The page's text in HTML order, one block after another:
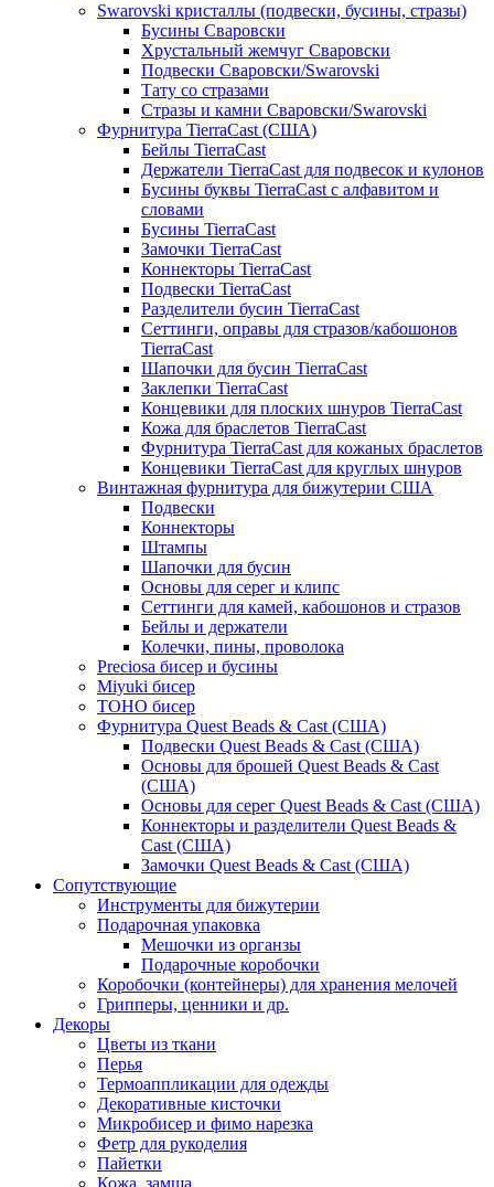
Swarovski кристаллы (подвески, бусины, стразы)
Бусины Сваровски
Хрустальный жемчуг Сваровски
Подвески Сваровски/Swarovski
Тату со стразами
Стразы и камни Сваровски/Swarovski
Фурнитура TierraCast (США)
Бейлы TierraCast
Держатели TierraCast для подвесок и кулонов
Бусины буквы TierraCast с алфавитом и
словами
Бусины TierraCast
Замочки TierraCast
Коннекторы TierraCast
Подвески TierraCast
Разделители бусин TierraCast
Сеттинги, оправы для стразов/кабошонов
TierraCast
Шапочки для бусин TierraCast
Заклепки TierraCast
Концевики для плоских шнуров TierraCast
Кожа для браслетов TierraCast
Фурнитура TierraCast для кожаных браслетов
Концевики TierraCast для круглых шнуров
Винтажная фурнитура для бижутерии США
Подвески
Коннекторы
Штампы
Шапочки для бусин
Основы для серег и клипс
Сеттинги для камей, кабошонов и стразов
Бейлы и держатели
Колечки, пины, проволока
Preciosa бисер и бусины
Miyuki бисер
TOHO бисер
Фурнитура Quest Beads & Cast (США)
Подвески Quest Beads & Cast (США)
Основы для брошей Quest Beads & Cast
(США)
Основы для серег Quest Beads & Cast (США)
Коннекторы и разделители Quest Beads &
Cast (США)
Замочки Quest Beads & Cast (США)
Сопутствующие
Инструменты для бижутерии
Подарочная упаковка
Мешочки из органзы
Подарочные коробочки
Коробочки (контейнеры) для хранения мелочей
Грипперы, ценники и др.
Декоры
Цветы из ткани
Перья
Термоаппликации для одежды
Декоративные кисточки
Микробисер и фимо нарезка
Фетр для рукоделия
Пайетки